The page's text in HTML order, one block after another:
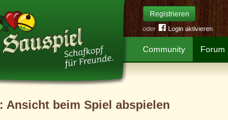
Registrieren
oder Login aktivieren
Community Forum
: Ansicht beim Spiel abspielen